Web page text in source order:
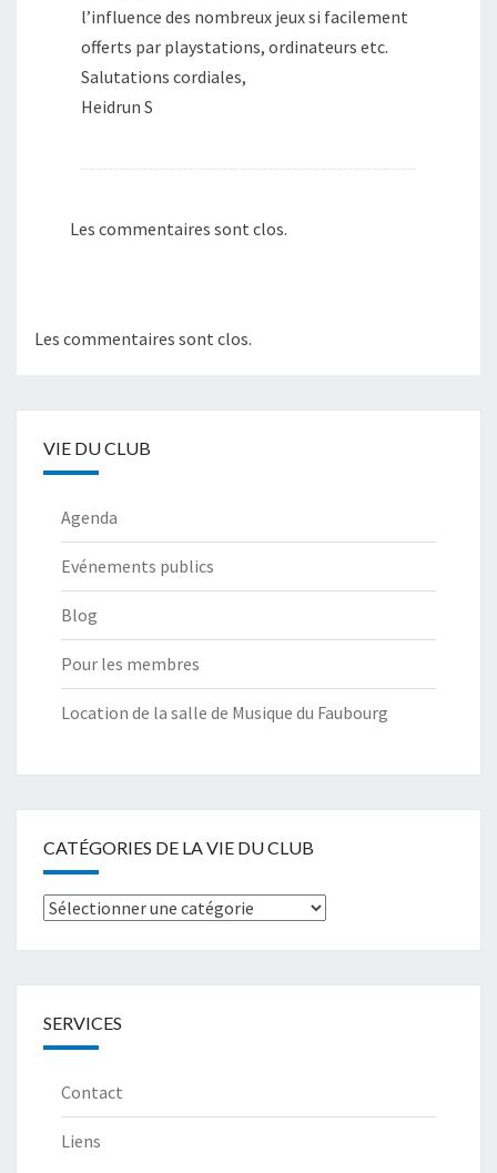
l’influence des nombreux jeux si facilement
offerts par playstations, ordinateurs etc.
Salutations cordiales,
Heidrun S
Les commentaires sont clos.
Les commentaires sont clos.
VIE DU CLUB
Agenda
Evénements publics
Blog
Pour les membres
Location de la salle de Musique du Faubourg
CATÉGORIES DE LA VIE DU CLUB
Catégories
du
club
SERVICES
Contact
Liens